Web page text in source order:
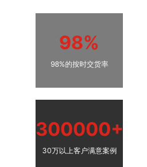
98%
98%的按时交货率
300000+
30万以上客户满意案例